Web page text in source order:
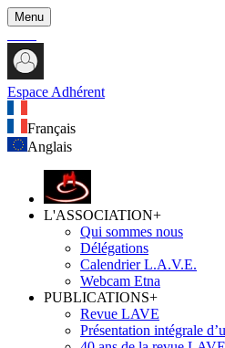
Menu
Espace Adhérent
Français
Anglais
L'ASSOCIATION+
Qui sommes nous
Délégations
Calendrier L.A.V.E.
Webcam Etna
PUBLICATIONS+
Revue LAVE
Présentation intégrale